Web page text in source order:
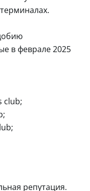
в феврале 2025
club;
репутация.